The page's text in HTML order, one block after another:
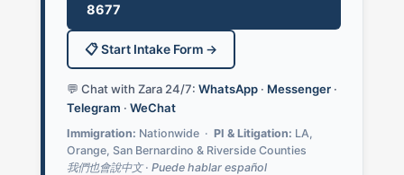
8677
📋 Start Intake Form →
💬 Chat with Zara 24/7: WhatsApp· Messenger·
Telegram · WeChat
Immigration: Nationwide · PI & Litigation: LA,
Orange, San Bernardino & Riverside Counties
我們也會說中文 · Puede hablar español